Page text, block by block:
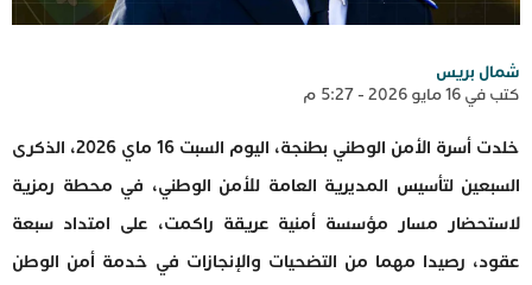
شمال بريس
كتب في 16 مايو 2026 - 5:27 م
خلدت أسرة الأمن الوطني بطنجة، اليوم السبت 16 ماي 2026، الذكرى
السبعين لتأسيس المديرية العامة للأمن الوطني، في محطة رمزية
لاستحضار مسار مؤسسة أمنية عريقة راكمت، على امتداد سبعة
عقود، رصيدا مهما من التضحيات والإنجازات في خدمة أمن الوطن